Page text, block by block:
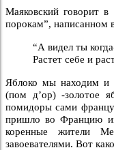
Маяковский говорит в
порокам”, написанном
“А видел ты
Растет себе и
Яблоко мы находим и
(пом д’ор) -золотое
помидоры сами
пришло во Францию
коренные жители
завоевателями. Вот